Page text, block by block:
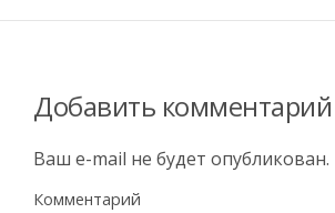
Добавить комментарий
Ваш e-mail не будет опубликован.
Комментарий